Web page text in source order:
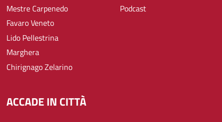
Mestre Carpenedo
Favaro Veneto
Lido Pellestrina
Marghera
Chirignago Zelarino
Podcast
ACCADE IN CITTÀ